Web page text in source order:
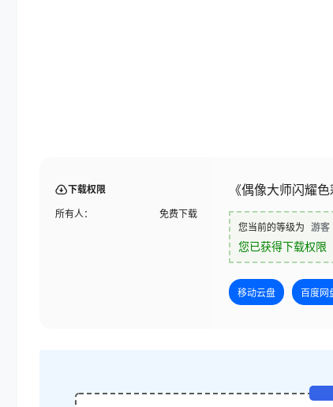
下载权限
所有人： 免费下载
《偶像大师闪耀
您当前的等级为 游客
您已获得下载权限
移动云盘 百度网